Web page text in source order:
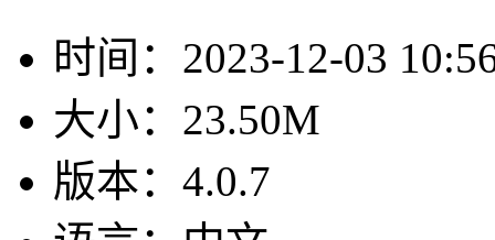
时间： 2023-12-03
大小： 23.50M
版本： 4.0.7